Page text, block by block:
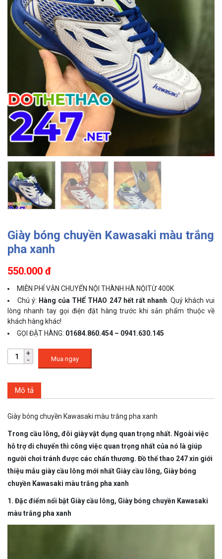
Giày bóng chuyền Kawasaki màu trắng
pha xanh
550.000 đ
MIỄN PHÍ VẬN CHUYỂN NỘI THÀNH HÀ NỘITỪ 400K
Chú ý: Hàng của THỂ THAO 247 hết rất nhanh. Quý khách vui
lòng nhanh tay gọi điện đặt hàng trước khi sản phẩm thuộc về
khách hàng khác!
GỌI ĐẶT HÀNG: 01684.860.454 – 0941.630.145
Mua ngay
Mô tả
Giày bóng chuyền Kawasaki màu trắng pha xanh
Trong cầu lông, đôi giày vật dụng quan trọng nhất. Ngoài việc
hỗ trợ di chuyển thì công việc quan trọng nhất của nó là giúp
người chơi tránh được các chấn thương. Đồ thể thao 247 xin giới
thiệu mẫu giày cầu lông mới nhất Giày cầu lông, Giày bóng
chuyền Kawasaki màu trắng pha xanh
1. Đặc điểm nổi bật Giày cầu lông, Giày bóng chuyền Kawasaki
màu trắng pha xanh